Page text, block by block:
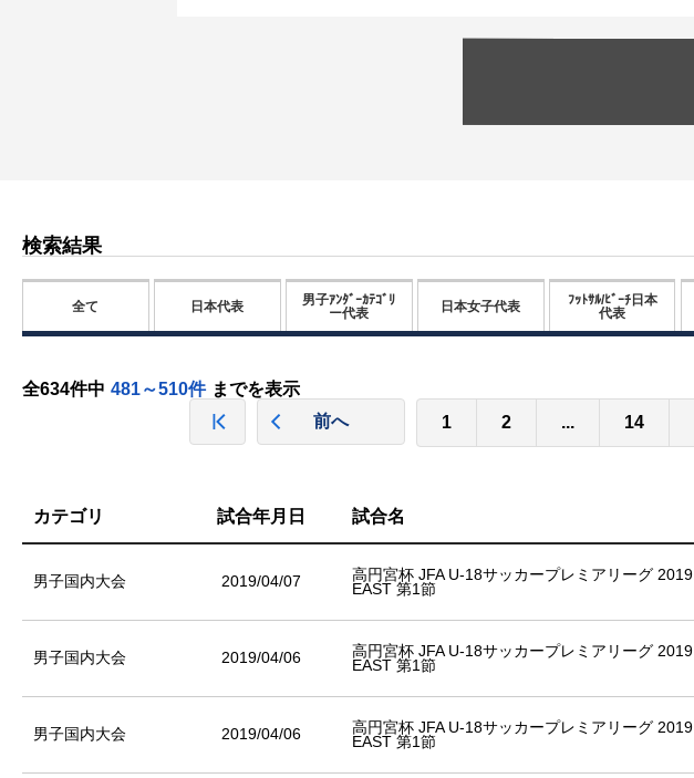
検索結果
全て 日本代表
男子ｱﾝﾀﾞｰｶﾃｺﾞﾘ
ー代表
日本女子代表
ﾌｯﾄｻﾙ/ﾋﾞｰﾁ日本
代表
全634件中 481～510件 までを表示
前へ
1 2 ... 14
カテゴリ 試合年月日 試合名
男子国内大会 2019/04/07
高円宮杯 JFA U-18サッカープレミアリーグ 2019
EAST 第1節
男子国内大会 2019/04/06
高円宮杯 JFA U-18サッカープレミアリーグ 2019
EAST 第1節
男子国内大会 2019/04/06
高円宮杯 JFA U-18サッカープレミアリーグ 2019
EAST 第1節